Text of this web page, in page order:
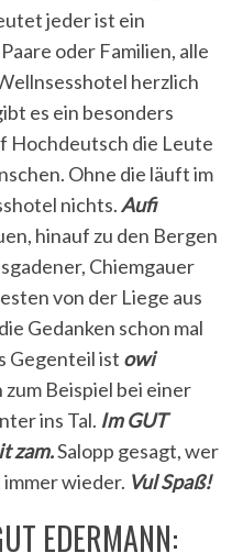
jeder ist ein
oder Familien, alle
herzlich
es ein besonders
Hochdeutsch die Leute
Ohne die läuft im
nichts.Aufi
hinauf zu den Bergen
Chiemgauer
von der Liege aus
Gedanken schon mal
Gegenteil ist owi
Beispiel bei einer
ins Tal. Im GUT
zam.Salopp gesagt, wer
wieder. Vul Spaß!
EDERMANN: